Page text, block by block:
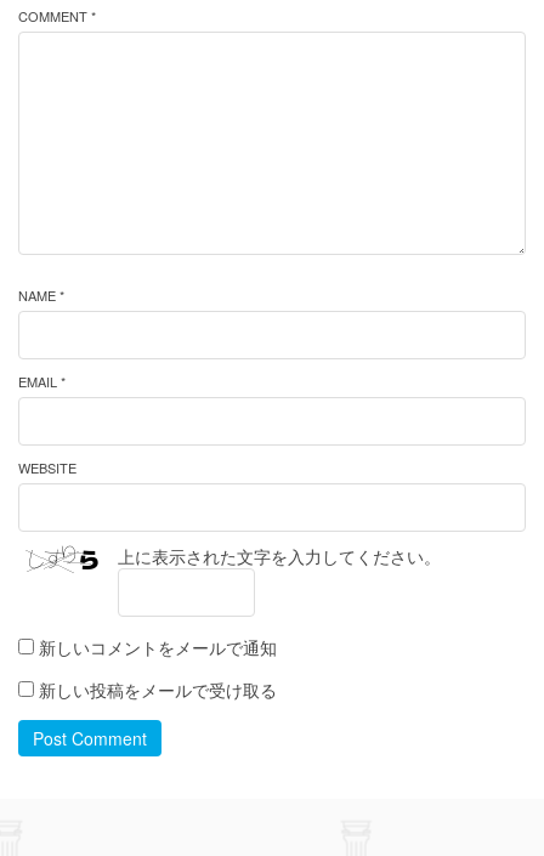
COMMENT *
NAME *
EMAIL *
WEBSITE
上に表示された文字を入力してください。
新しいコメントをメールで通知
新しい投稿をメールで受け取る
Post Comment